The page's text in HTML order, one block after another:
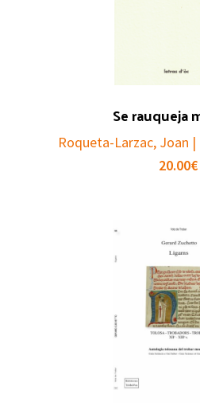
Se rauqueja
Roqueta-Larzac, Joan
20.00€